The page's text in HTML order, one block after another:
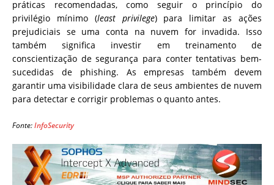
práticas recomendadas, como seguir o princípio do
privilégio mínimo (least privilege) para limitar as ações
prejudiciais se uma conta na nuvem for invadida. Isso
também significa investir em treinamento de
conscientização de segurança para conter tentativas bem-
sucedidas de phishing. As empresas também devem
garantir uma visibilidade clara de seus ambientes de nuvem
para detectar e corrigir problemas o quanto antes.
Fonte:InfoSecurity